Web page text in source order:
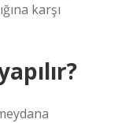
karşı